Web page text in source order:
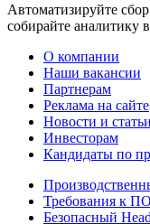
Автоматизируйте
собирайте аналитику
О компании
Наши вакансии
Партнерам
Реклама на сайте
Новости и статьи
Инвесторам
Кандидаты по
Требования к ПО
Безопасный